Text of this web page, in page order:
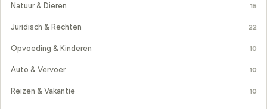
Natuur & Dieren 15
Juridisch & Rechten 22
Opvoeding & Kinderen 10
Auto & Vervoer 10
Reizen & Vakantie 10